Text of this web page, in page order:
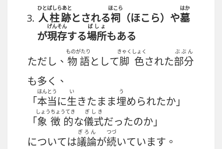
人柱跡
ひとばしらあと
とされる祠
ほこら
（ほこら）や墓
はか
が現存
げんそん
する場所
ばしょ
もある
ただし、 物語
ものがたり
として脚色
きゃくしょく
された部分
ぶぶん
も多く、
「本当
ほんとう
に生
い
きたまま埋
う
められたか」
「象徴的
しょうちょうてき
な儀式
ぎしき
だったのか」
については議論
ぎろん
が続
つづ
いています。